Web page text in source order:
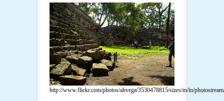
http://www.flickr.com/photos/ahvega/3530478815/sizes/m/in/